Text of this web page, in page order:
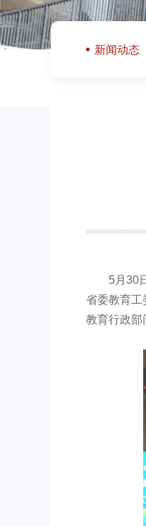
新闻动态
5月30
省委教育工
教育行政部